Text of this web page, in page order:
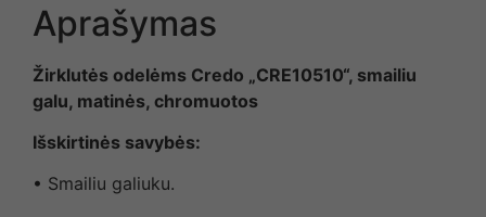
Aprašymas
Žirklutės odelėms Credo „CRE10510“, smailiu
galu, matinės, chromuotos
Išskirtinės savybės:
• Smailiu galiuku.